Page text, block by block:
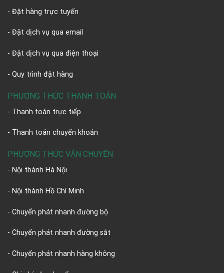
- Đặt hàng trực tuyến
- Đặt dịch vụ qua email
- Đặt dịch vụ qua điện thoại
- Quy trình đặt hàng
PHƯƠNG THỨC THANH TOÁN
- Thanh toán trực tiếp
- Thanh toán chuyển khoản
PHƯƠNG THỨC VẬN CHUYỂN
- Nội thành Hà Nội
- Nội thành Hồ Chí Minh
- Chuyển phát nhanh đường bộ
- Chuyển phát nhanh đường sắt
- Chuyển phát nhanh hàng không